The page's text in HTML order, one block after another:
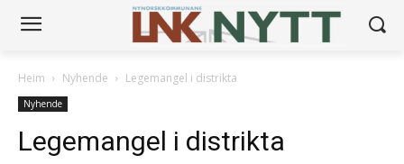
Heim Nyhende Legemangel i distrikta
Nyhende
Legemangel i distrikta